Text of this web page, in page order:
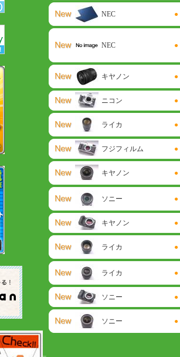
NEC ●
NEC ●
キヤノン ●
ニコン ●
ライカ ●
フジフィルム ●
キヤノン ●
ソニー ●
キヤノン ●
ライカ ●
ライカ ●
ソニー ●
ソニー ●